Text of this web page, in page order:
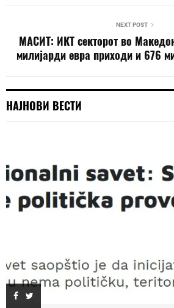
NEXT POST
МАСИТ: ИКТ секторот во
милијарди евра приходи и 676
НАЈНОВИ ВЕСТИ